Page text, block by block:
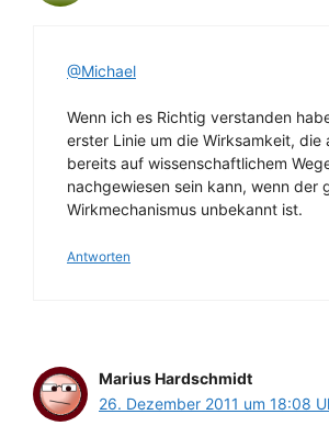
@Michael
Wenn ich es Richtig verstanden
erster Linie um die Wirksamkeit, die
bereits auf wissenschaftlichem
nachgewiesen sein kann, wenn der
Wirkmechanismus unbekannt ist.
Antworten
Marius Hardschmidt
26. Dezember 2011 um 18:08